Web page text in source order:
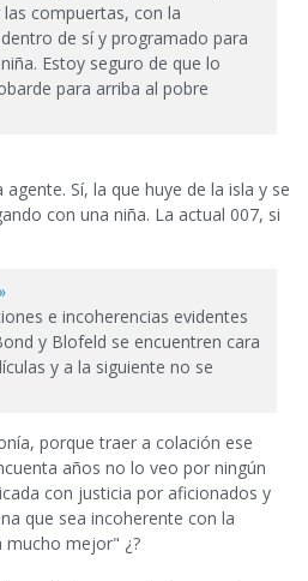
compuertas, con la
de sí y programado para
Estoy seguro de que lo
para arriba al pobre
Sí, la que huye de la isla y se
con una niña. La actual 007, si
»
e incoherencias evidentes
y Blofeld se encuentren cara
y a la siguiente no se
porque traer a colación ese
años no lo veo por ningún
con justicia por aficionados y
que sea incoherente con la
mucho mejor" ¿?